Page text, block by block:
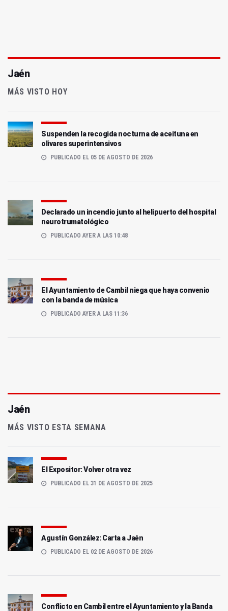
Jaén
MÁS VISTO HOY
Suspenden la recogida nocturna de aceituna en
olivares superintensivos
PUBLICADO EL 05 DE AGOSTO DE 2026
Declarado un incendio junto al helipuerto del hospital
neurotrumatológico
PUBLICADO AYER A LAS 10:48
El Ayuntamiento de Cambil niega que haya convenio
con la banda de música
PUBLICADO AYER A LAS 11:36
Jaén
MÁS VISTO ESTA SEMANA
El Expositor: Volver otra vez
PUBLICADO EL 31 DE AGOSTO DE 2025
Agustín González: Carta a Jaén
PUBLICADO EL 02 DE AGOSTO DE 2026
Conflicto en Cambil entre el Ayuntamiento y la Banda